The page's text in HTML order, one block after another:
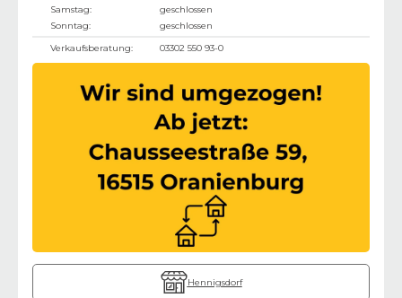
Samstag:
geschlossen
Sonntag:
geschlossen
Verkaufsberatung:
03302 550 93-0
Hennigsdorf